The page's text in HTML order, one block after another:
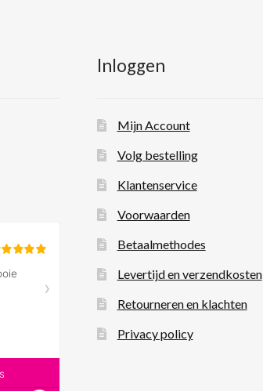
Inloggen
Mijn Account
Volg bestelling
Klantenservice
Voorwaarden
Betaalmethodes
Levertijd en verzendkosten
Retourneren en klachten
Privacy policy